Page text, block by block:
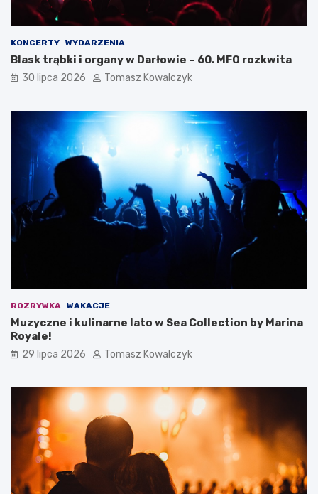
KONCERTY WYDARZENIA
Blask trąbki i organy w Darłowie – 60. MFO rozkwita
30 lipca 2026 Tomasz Kowalczyk
ROZRYWKA WAKACJE
Muzyczne i kulinarne lato w Sea Collection by Marina
Royale!
29 lipca 2026 Tomasz Kowalczyk